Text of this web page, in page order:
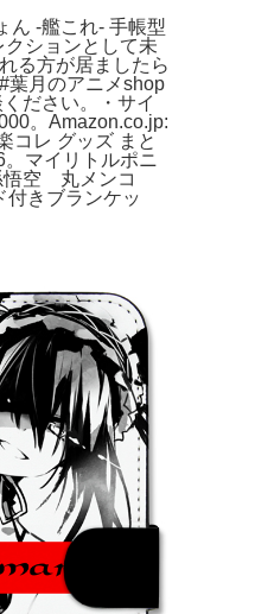
ん -艦これ- 手帳型
ションとして未
る方が居ましたら
葉月のアニメshop
ださい。・サイ
。Amazon.co.jp:
コレ グッズ まと
マイリトルポニ
悟空 丸メンコ
きブランケッ